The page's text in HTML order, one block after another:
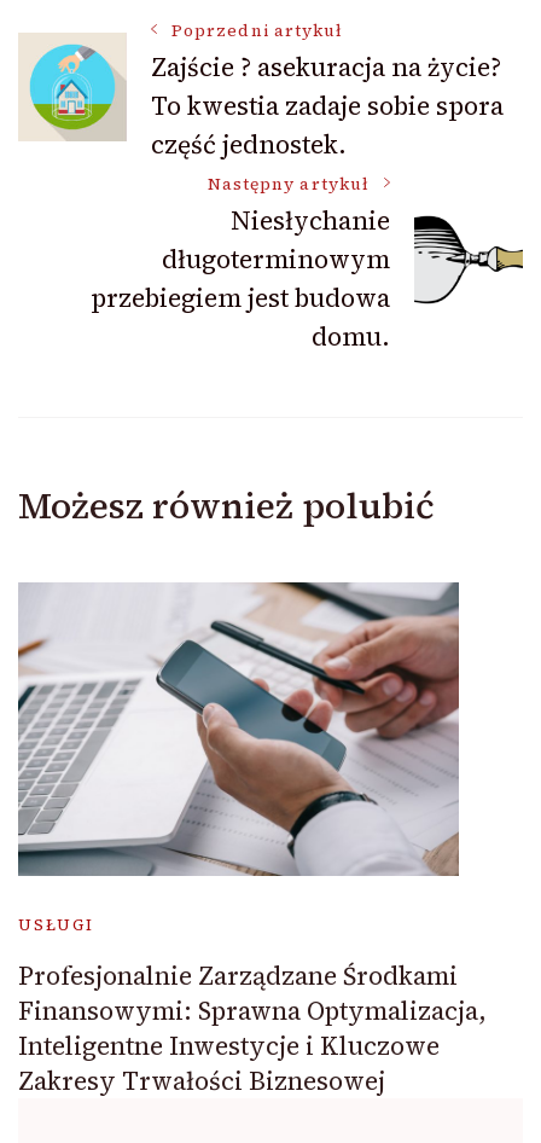
Nawigacja
wpisu
Poprzedni artykuł
Zajście ? asekuracja na życie?
To kwestia zadaje sobie spora
część jednostek.
Następny artykuł
Niesłychanie
długoterminowym
przebiegiem jest budowa
domu.
Możesz również polubić
USŁUGI
Profesjonalnie Zarządzane Środkami
Finansowymi: Sprawna Optymalizacja,
Inteligentne Inwestycje i Kluczowe
Zakresy Trwałości Biznesowej